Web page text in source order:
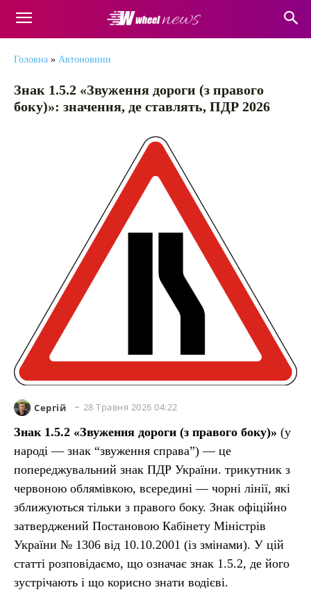
Головна » Автоновини
Знак 1.5.2 «Звуження дороги (з правого
боку)»: значення, де ставлять, ПДР 2026
Сергій 28 Травня 2026 04:22
Знак 1.5.2 «Звуження дороги (з правого боку)» (у
народі — знак “звуження справа”) — це
попереджувальний знак ПДР України. трикутник з
червоною облямівкою, всередині — чорні лінії, які
зближуються тільки з правого боку. Знак офіційно
затверджений Постановою Кабінету Міністрів
України № 1306 від 10.10.2001 (із змінами). У цій
статті розповідаємо, що означає знак 1.5.2, де його
зустрічають і що корисно знати водієві.